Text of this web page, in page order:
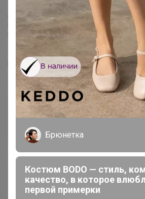
Я думаю, что мне понадобится минимум пол
рассчитаться с вами.
Понимаю, вас. Но, поверьте, я делаю все
Прошу, вас, подождать.
Я всем, все верну.
Если есть возможность сделайте пере
НАЛИЧИЕ
куклЁнок
23 декабря, 2021 20:05
apellsinka, до какого числа нужно
в счёт"
Брюнетка
Костюм BODO — стиль,
качество, в которое
первой примерки